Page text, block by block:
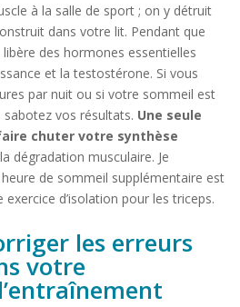
à la salle de sport ; on y détruit
dans votre lit. Pendant que
des hormones essentielles
et la testostérone. Si vous
par nuit ou si votre sommeil est
vos résultats. Une seule
chuter votre synthèse
dégradation musculaire. Je
de sommeil supplémentaire est
exercice d’isolation pour les triceps.
les erreurs
votre